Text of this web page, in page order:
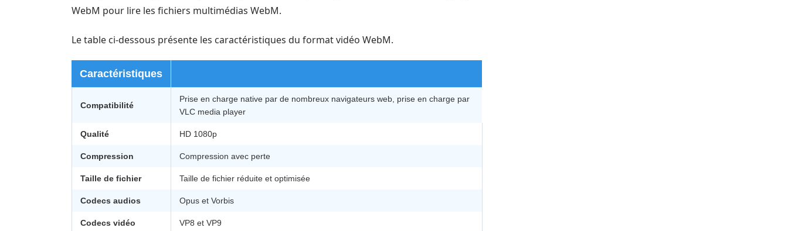
WebM pour lire les fichiers multimédias WebM.
Le table ci-dessous présente les caractéristiques du format vidéo WebM.
Caractéristiques
Compatibilité
Prise en charge native par de nombreux navigateurs web, prise en charge par
VLC media player
Qualité HD 1080p
Compression Compression avec perte
Taille de fichier Taille de fichier réduite et optimisée
Codecs audios Opus et Vorbis
Codecs vidéo VP8 et VP9